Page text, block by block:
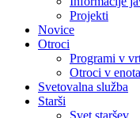
Projekti
Novice
Otroci
Programi v
Otroci v
Svetovalna služba
Starši
Svet staršev